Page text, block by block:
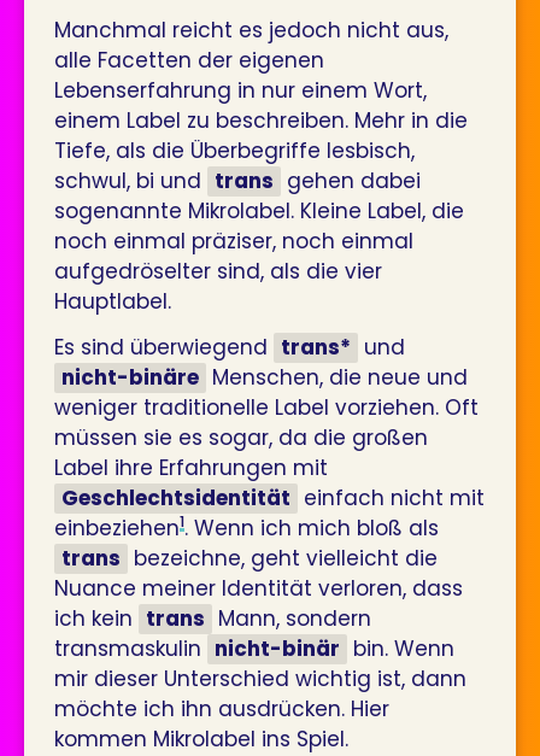
Manchmal reicht es jedoch nicht aus,
alle Facetten der eigenen
Lebenserfahrung in nur einem Wort,
einem Label zu beschreiben. Mehr in die
Tiefe, als die Überbegriffe lesbisch,
schwul, bi und trans gehen dabei
sogenannte Mikrolabel. Kleine Label, die
noch einmal präziser, noch einmal
aufgedröselter sind, als die vier
Hauptlabel.
Es sind überwiegend trans* und
nicht-binäre Menschen, die neue und
weniger traditionelle Label vorziehen. Oft
müssen sie es sogar, da die großen
Label ihre Erfahrungen mit
Geschlechtsidentität einfach nicht mit
einbeziehen1. Wenn ich mich bloß als
trans bezeichne, geht vielleicht die
Nuance meiner Identität verloren, dass
ich kein trans Mann, sondern
transmaskulin nicht-binär bin. Wenn
mir dieser Unterschied wichtig ist, dann
möchte ich ihn ausdrücken. Hier
kommen Mikrolabel ins Spiel.